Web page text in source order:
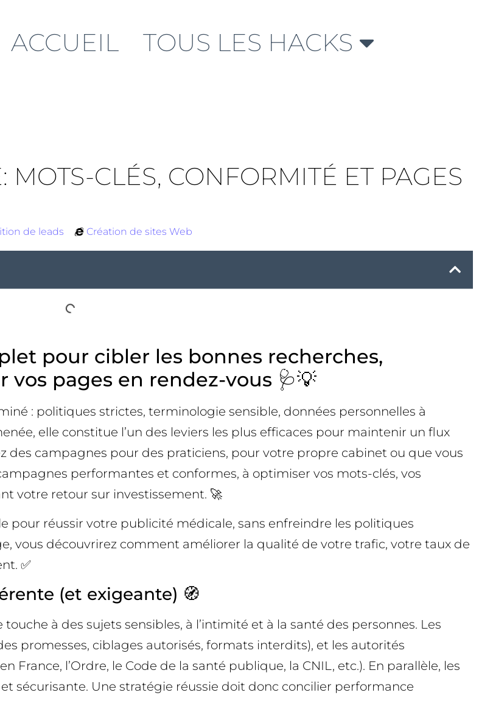
ACCUEIL TOUS LES HACKS
CLÉS, CONFORMITÉ ET PAGES
de leads Création de sites Web
pour cibler les bonnes recherches,
pages en rendez-vous 🩺💡
: politiques strictes, terminologie sensible, données personnelles à
elle constitue l’un des leviers les plus efficaces pour maintenir un flux
des campagnes pour des praticiens, pour votre propre cabinet ou que vous
performantes et conformes, à optimiser vos mots-clés, vos
votre retour sur investissement. 🚀
pour réussir votre publicité médicale, sans enfreindre les politiques
vous découvrirez comment améliorer la qualité de votre trafic, votre taux de
✅
(et exigeante) 🧭
à des sujets sensibles, à l’intimité et à la santé des personnes. Les
promesses, ciblages autorisés, formats interdits), et les autorités
l’Ordre, le Code de la santé publique, la CNIL, etc.). En parallèle, les
sécurisante. Une stratégie réussie doit donc concilier performance